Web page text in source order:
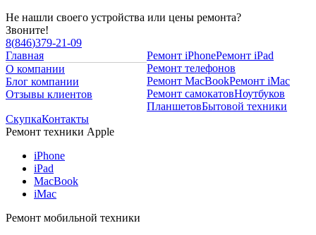
Не нашли своего устройства или цены ремонта?
Звоните!
8(846)379-21-09
Главная
О компании
Блог компании
Отзывы клиентов
Ремонт iPhoneРемонт iPad
Ремонт телефонов
Ремонт MacBookРемонт iMac
Ремонт самокатовНоутбуков
ПланшетовБытовой техники
СкупкаКонтакты
Ремонт техники Apple
iPhone
iPad
MacBook
iMac
Ремонт мобильной техники